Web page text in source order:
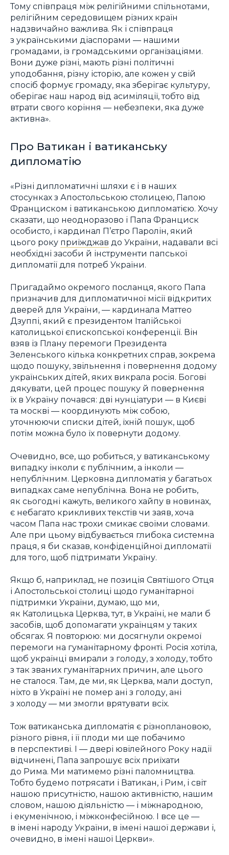
Тому співпраця між релігійними спільнотами,
релігійним середовищем різних країн
надзвичайно важлива. Як і співпраця
з українськими діаспорами — нашими
громадами, із громадськими організаціями.
Вони дуже різні, мають різні політичні
уподобання, різну історію, але кожен у свій
спосіб формує громаду, яка зберігає культуру,
оберігає наш народ від асиміляції, тобто від
втрати свого коріння — небезпеки, яка дуже
активна».
Про Ватикан і ватиканську
дипломатію
«Різні дипломатичні шляхи є і в наших
стосунках з Апостольською столицею, Папою
Франциском і ватиканською дипломатією. Хочу
сказати, що неодноразово і Папа Франциск
особисто, і кардинал П’єтро Паролін, який
цього року приїжджав до України, надавали всі
необхідні засоби й інструменти папської
дипломатії для потреб України.
Пригадаймо окремого посланця, якого Папа
призначив для дипломатичної місії відкритих
дверей для України, — кардинала Маттео
Дзуппі, який є президентом Італійської
католицької єпископської конференції. Він
взяв із Плану перемоги Президента
Зеленського кілька конкретних справ, зокрема
щодо пошуку, звільнення і повернення додому
українських дітей, яких викрала росія. Богові
дякувати, цей процес пошуку й повернення
їх в Україну почався: дві нунціатури — в Києві
та москві — координують між собою,
уточнюючи списки дітей, їхній пошук, щоб
потім можна було їх повернути додому.
Очевидно, все, що робиться, у ватиканському
випадку інколи є публічним, а інколи —
непублічним. Церковна дипломатія у багатьох
випадках саме непублічна. Вона не робить,
як сьогодні кажуть, великого хайпу в новинах,
є небагато крикливих текстів чи заяв, хоча
часом Папа нас трохи смикає своїми словами.
Але при цьому відбувається глибока системна
праця, я би сказав, конфіденційної дипломатії
для того, щоб підтримати Україну.
Якщо б, наприклад, не позиція Святішого Отця
і Апостольської столиці щодо гуманітарної
підтримки України, думаю, що ми,
як Католицька Церква, тут, в Україні, не мали б
засобів, щоб допомагати українцям у таких
обсягах. Я повторюю: ми досягнули окремої
перемоги на гуманітарному фронті. Росія хотіла,
щоб українці вмирали з голоду, з холоду, тобто
з так званих гуманітарних причин, але цього
не сталося. Там, де ми, як Церква, мали доступ,
ніхто в Україні не помер ані з голоду, ані
з холоду — ми змогли врятувати всіх.
Тож ватиканська дипломатія є різноплановою,
різного рівня, і її плоди ми ще побачимо
в перспективі. І — двері ювілейного Року надії
відчинені, Папа запрошує всіх приїхати
до Рима. Ми матимемо різні паломництва.
Тобто будемо потрясати і Ватикан, і Рим, і світ
нашою присутністю, нашою активністю, нашим
словом, нашою діяльністю — і міжнародною,
і екуменічною, і міжконфесійною. І все це —
в імені народу України, в імені нашої держави і,
очевидно, в імені нашої Церкви».